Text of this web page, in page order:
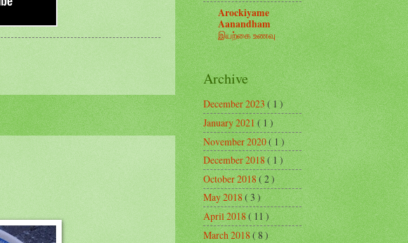
Arockiyame
Aanandham
இயற்கை உணவு
Archive
December 2023( 1 )
January 2021( 1 )
November 2020( 1 )
December 2018( 1 )
October 2018( 2 )
May 2018( 3 )
April 2018( 11 )
March 2018( 8 )